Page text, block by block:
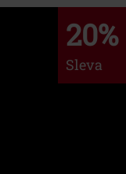
20%
Sleva